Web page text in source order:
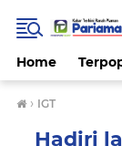
Home
› IGT
Hadiri